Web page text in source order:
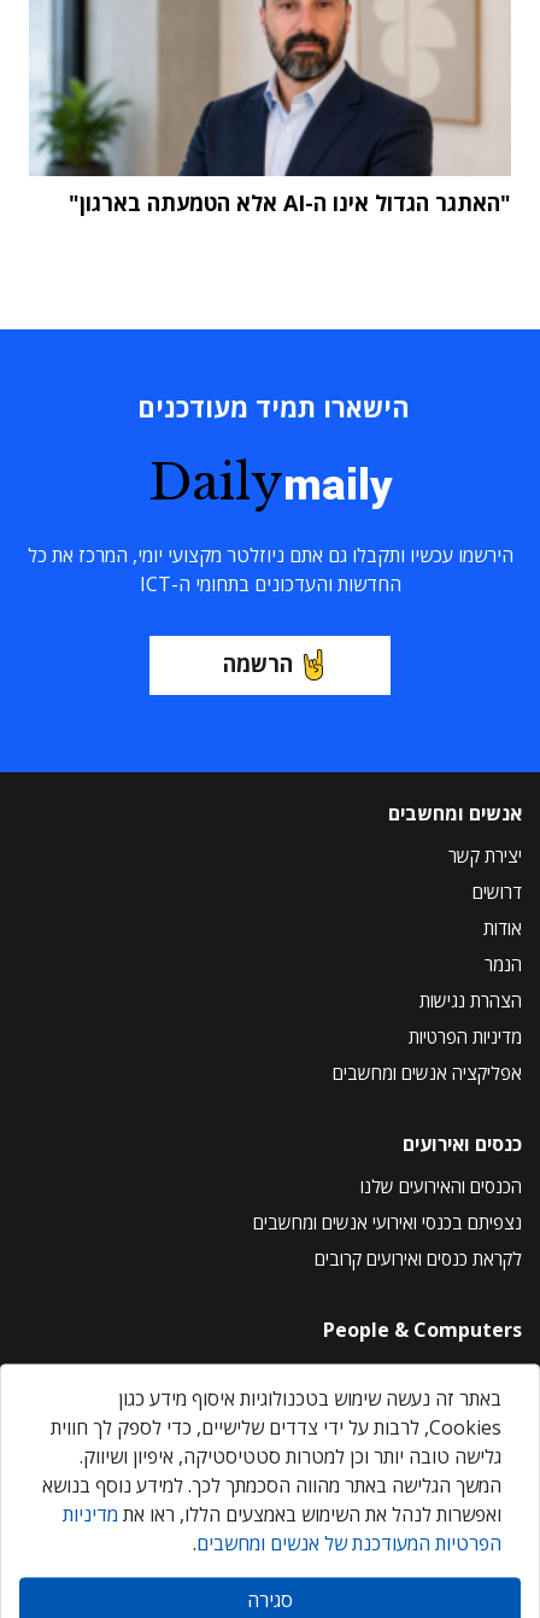
"האתגר הגדול אינו ה-AI אלא הטמעתה בארגון"
הישארו תמיד מעודכנים
Dailymaily
הירשמו עכשיו ותקבלו גם אתם ניוזלטר מקצועי יומי, המרכז את כל
החדשות והעדכונים בתחומי ה-ICT
הרשמה
אנשים ומחשבים
יצירת קשר
דרושים
אודות
הנמר
הצהרת נגישות
מדיניות הפרטיות
אפליקציה אנשים ומחשבים
כנסים ואירועים
הכנסים והאירועים שלנו
נצפיתם בכנסי ואירועי אנשים ומחשבים
לקראת כנסים ואירועים קרובים
People & Computers
About Us
Privacy Policy
Contact Us
Our Events
אנשים ומחשבים © 2026 – כל הזכויות שמורות
באתר זה נעשה שימוש בטכנולוגיות איסוף מידע כגון
Cookies, לרבות על ידי צדדים שלישיים, כדי לספק לך חווית
גלישה טובה יותר וכן למטרות סטטיסטיקה, איפיון ושיווק.
המשך הגלישה באתר מהווה הסכמתך לכך. למידע נוסף בנושא
ואפשרות לנהל את השימוש באמצעים הללו, ראו את מדיניות
הפרטיות המעודכנת של אנשים ומחשבים.
סגירה